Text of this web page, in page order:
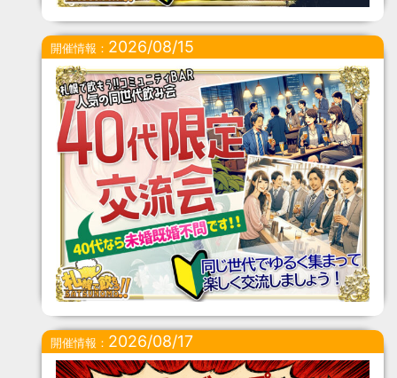
開催情報： 2026/08/15
開催情報： 2026/08/17